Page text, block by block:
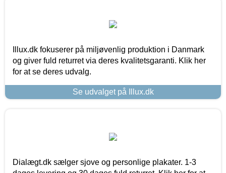
Illux.dk fokuserer på miljøvenlig produktion i Danmark
og giver fuld returret via deres kvalitetsgaranti. Klik her
for at se deres udvalg.
Se udvalget på Illux.dk
Dialægt.dk sælger sjove og personlige plakater. 1-3